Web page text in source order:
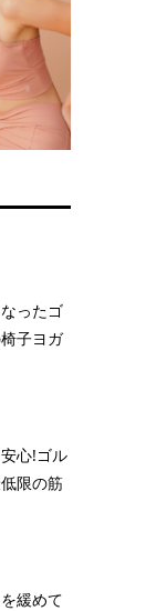
ったゴ
子ヨガ
心!ゴル
限の筋
緩めて